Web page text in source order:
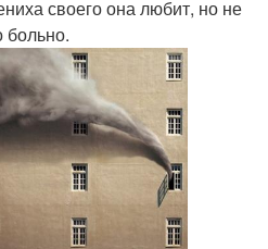
своего она любит, но не
больно.